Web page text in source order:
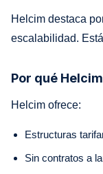
Helcim destaca
escalabilidad.
Por qué
Helcim ofrece:
Estructuras
Sin contratos a